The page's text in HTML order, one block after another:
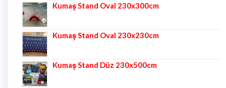
Kumaş Stand Oval 230x300cm
Kumaş Stand Oval 230x230cm
Kumaş Stand Düz 230x500cm